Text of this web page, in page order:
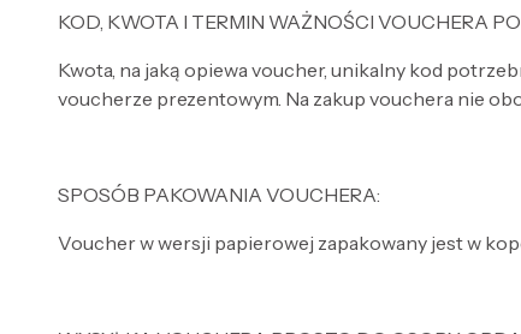
KOD, KWOTA I TERMIN WAŻNOŚCI VOUCHERA
Kwota, na jaką opiewa voucher, unikalny kod
voucherze prezentowym. Na zakup vouchera nie
SPOSÓB PAKOWANIA VOUCHERA:
Voucher w wersji papierowej zapakowany jest w